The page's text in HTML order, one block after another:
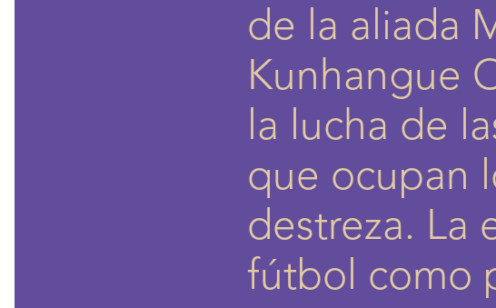
de la aliada
Kunhangue
la lucha de
que ocupan
destreza. La
fútbol como